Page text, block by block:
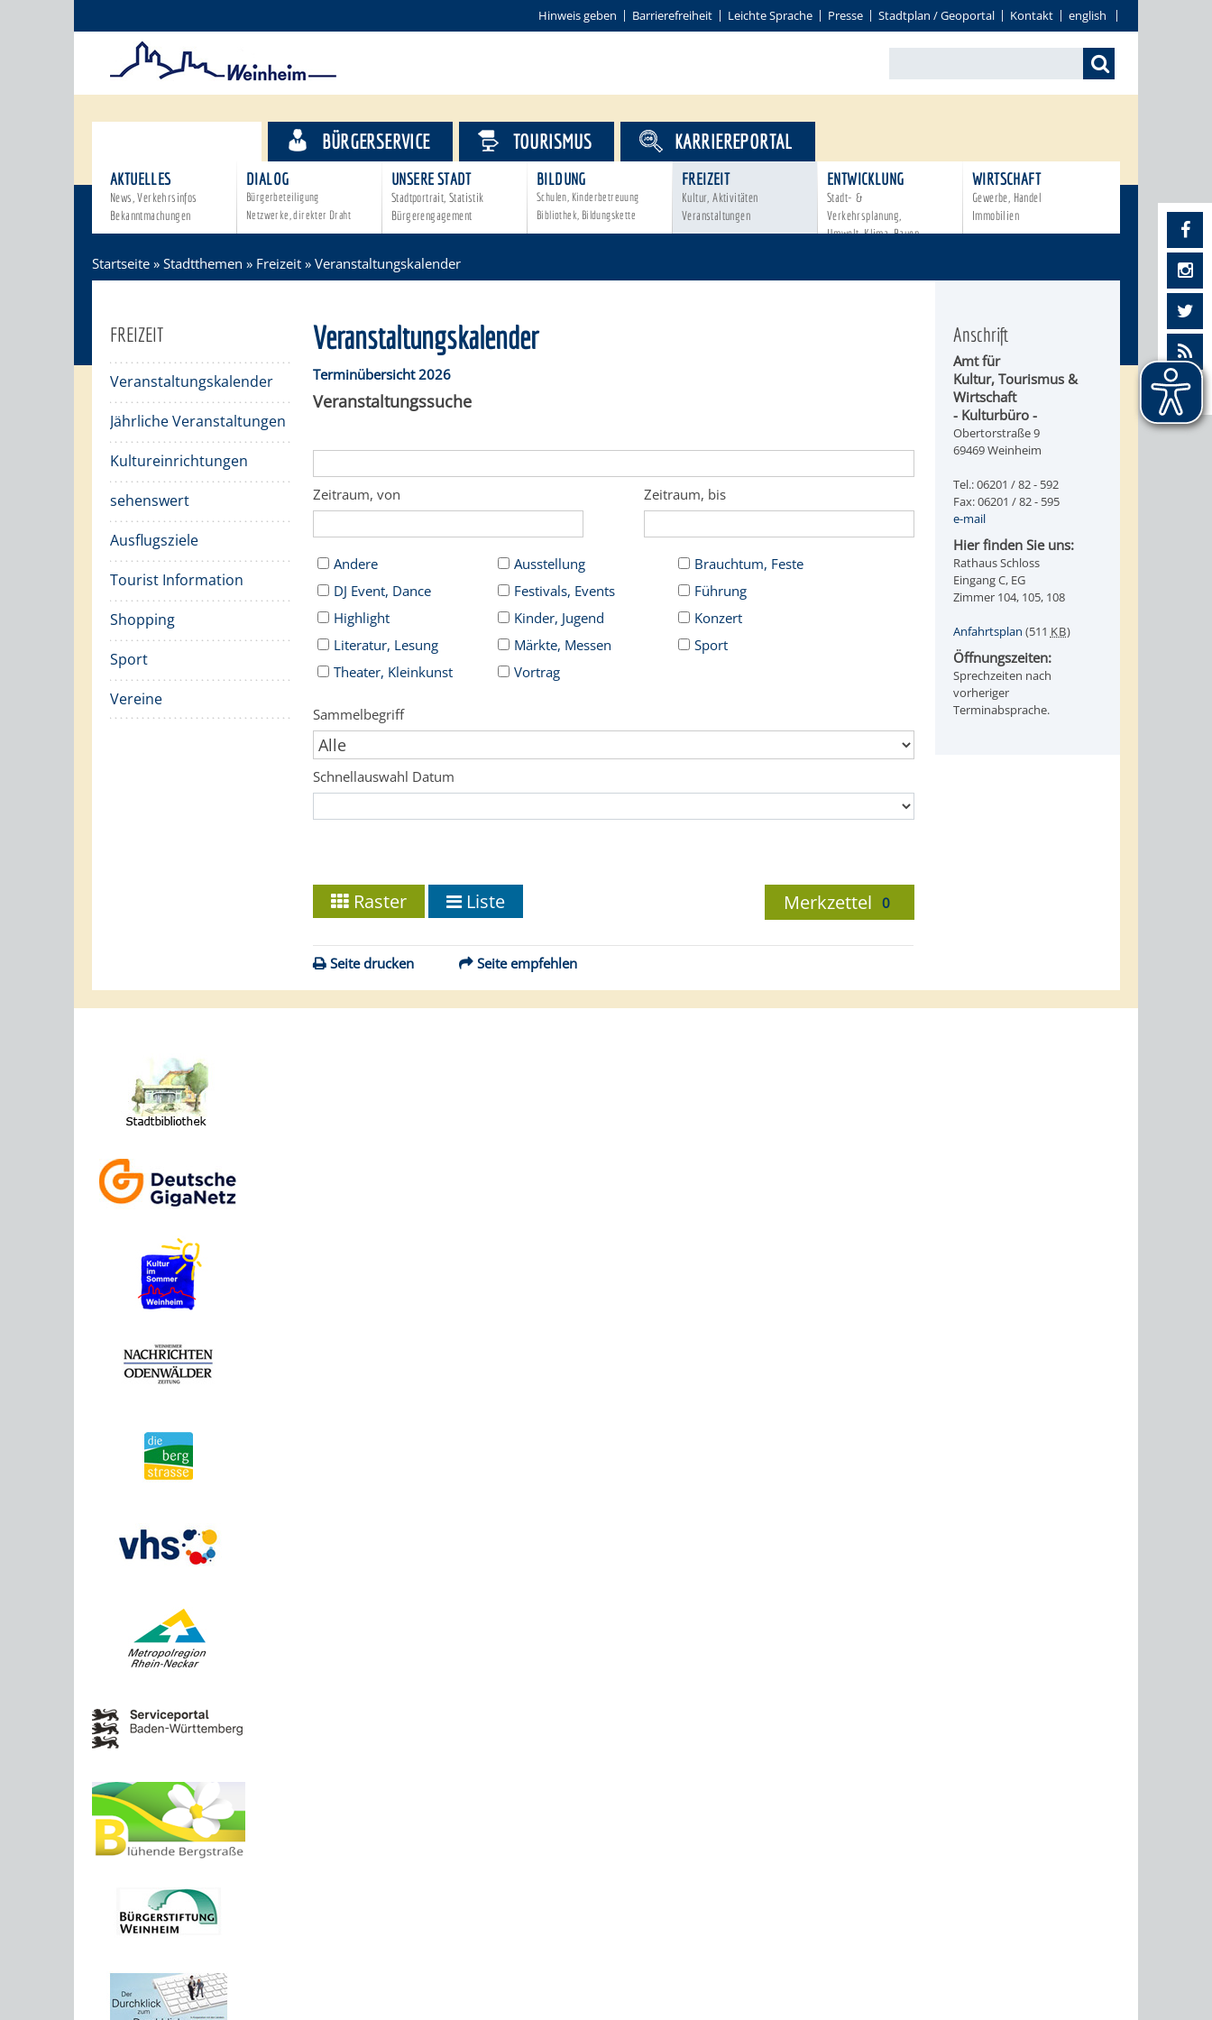
Hinweis geben Barrierefreiheit Leichte Sprache Presse Stadtplan / Geoportal Kontakt english
AKTUELLES
News, Verkehrsinfos
Bekanntmachungen
DIALOG
Bürgerbeteiligung
Netzwerke, direkter Draht
UNSERE STADT
Stadtportrait, Statistik
Bürgerengagement
BILDUNG
Schulen, Kinderbetreuung
Bibliothek, Bildungskette
FREIZEIT
Kultur, Aktivitäten
Veranstaltungen
ENTWICKLUNG
Stadt- &
Verkehrsplanung,
Umwelt, Klima, Bauen
WIRTSCHAFT
Gewerbe, Handel
Immobilien
BÜRGERSERVICE TOURISMUS KARRIEREPORTAL
Startseite » Stadtthemen » Freizeit » Veranstaltungskalender
FREIZEIT
Veranstaltungskalender
Jährliche Veranstaltungen
Kultureinrichtungen
sehenswert
Ausflugsziele
Tourist Information
Shopping
Sport
Vereine
Veranstaltungskalender
Terminübersicht 2026
Veranstaltungssuche
Zeitraum, von Zeitraum, bis
Andere Ausstellung
Brauchtum, Feste
DJ Event, Dance
Festivals, Events
Führung
Highlight
Kinder, Jugend
Konzert
Literatur, Lesung
Märkte, Messen
Sport
Theater, Kleinkunst
Vortrag
Sammelbegriff
Schnellauswahl Datum
Raster Liste Merkzettel 0
Seite drucken Seite empfehlen
Anschrift
Amt für
Kultur, Tourismus &
Wirtschaft
- Kulturbüro -
Obertorstraße 9
69469 Weinheim
Tel.: 06201 / 82 - 592
Fax: 06201 / 82 - 595
e-mail
Hier finden Sie uns:
Rathaus Schloss
Eingang C, EG
Zimmer 104, 105, 108
Anfahrtsplan (511 KB)
Öffnungszeiten:
Sprechzeiten nach
vorheriger
Terminabsprache.